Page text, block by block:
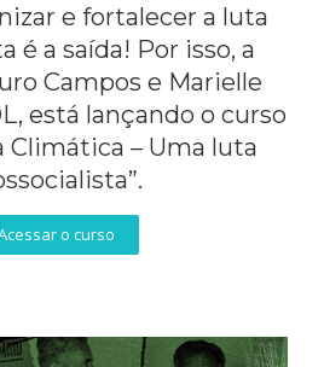
e fortalecer a luta
é a saída! Por isso, a
Campos e Marielle
está lançando o curso
Climática – Uma luta
o curso